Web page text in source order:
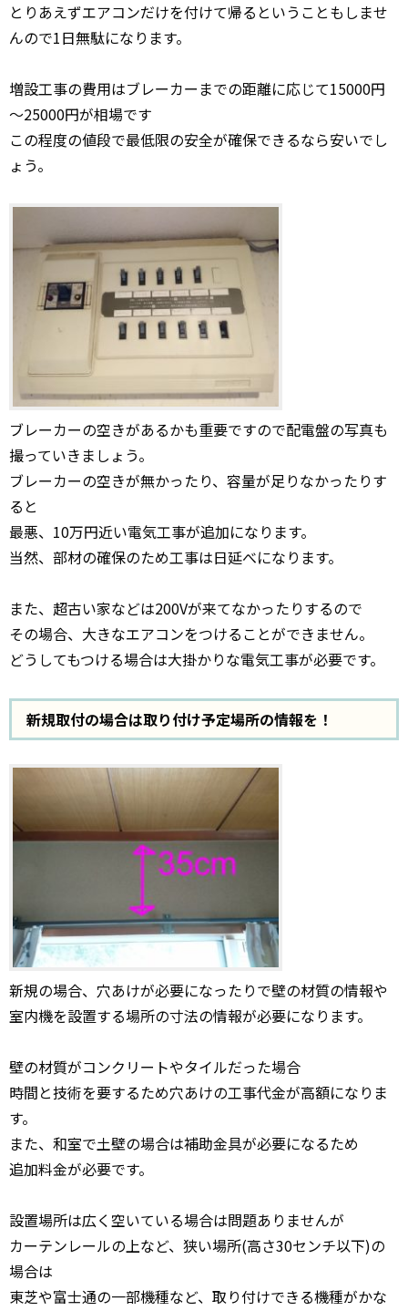
とりあえずエアコンだけを付けて帰るということもしませ
んので1日無駄になります。
増設工事の費用はブレーカーまでの距離に応じて15000円
～25000円が相場です
この程度の値段で最低限の安全が確保できるなら安いでし
ょう。
ブレーカーの空きがあるかも重要ですので配電盤の写真も
撮っていきましょう。
ブレーカーの空きが無かったり、容量が足りなかったりす
ると
最悪、10万円近い電気工事が追加になります。
当然、部材の確保のため工事は日延べになります。
また、超古い家などは200Vが来てなかったりするので
その場合、大きなエアコンをつけることができません。
どうしてもつける場合は大掛かりな電気工事が必要です。
新規取付の場合は取り付け予定場所の情報を！
新規の場合、穴あけが必要になったりで壁の材質の情報や
室内機を設置する場所の寸法の情報が必要になります。
壁の材質がコンクリートやタイルだった場合
時間と技術を要するため穴あけの工事代金が高額になりま
す。
また、和室で土壁の場合は補助金具が必要になるため
追加料金が必要です。
設置場所は広く空いている場合は問題ありませんが
カーテンレールの上など、狭い場所(高さ30センチ以下)の
場合は
東芝や富士通の一部機種など、取り付けできる機種がかな